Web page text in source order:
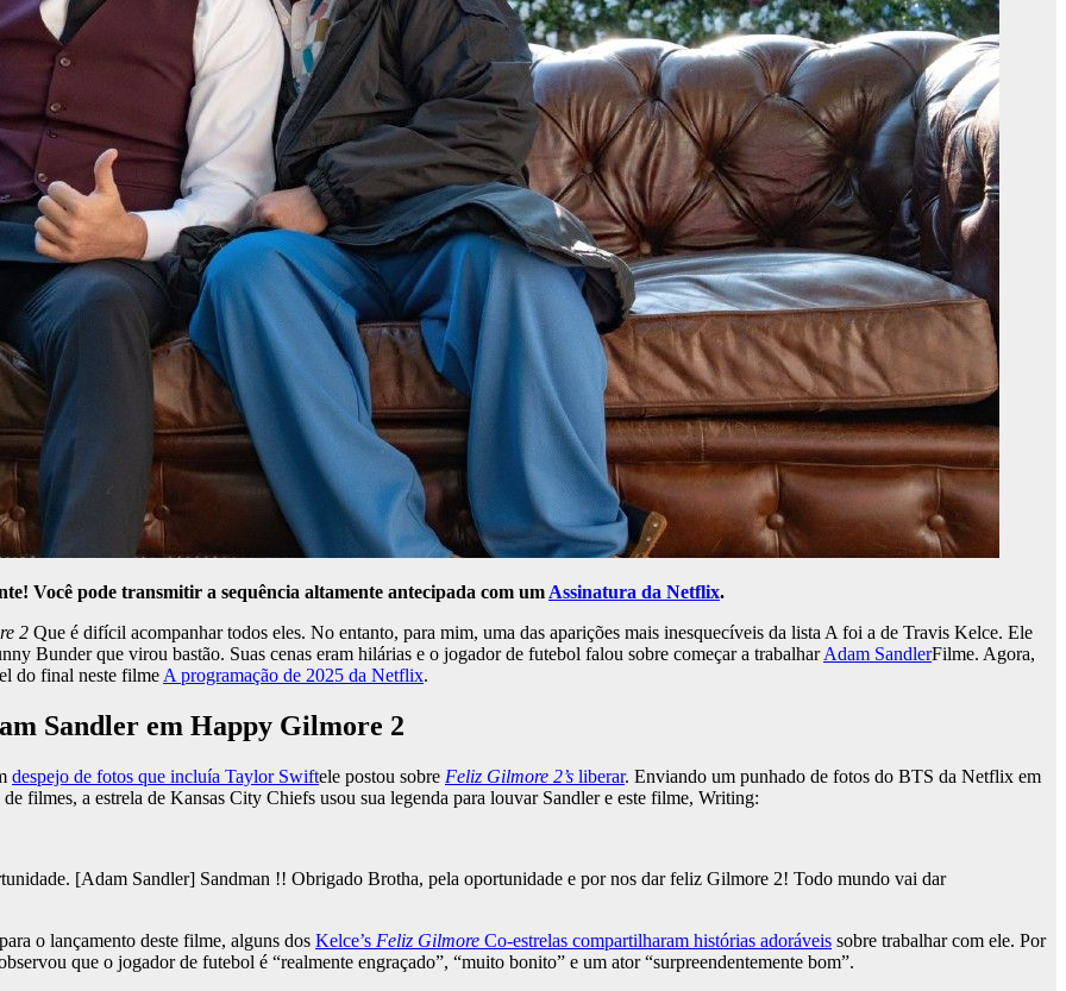
Você pode transmitir a sequência altamente antecipada com umAssinatura da Netflix.
2 Que é difícil acompanhar todos eles. No entanto, para mim, uma das aparições mais inesquecíveis da lista A foi a de Travis Kelce. Ele
Bunder que virou bastão. Suas cenas eram hilárias e o jogador de futebol falou sobre começar a trabalharAdam SandlerFilme. Agora,
do final neste filmeA programação de 2025 da Netflix.
Sandler em Happy Gilmore 2
despejo de fotos que incluía Taylor Swiftele postou sobre Feliz Gilmore 2’s liberar. Enviando um punhado de fotos do BTS da Netflix em
filmes, a estrela de Kansas City Chiefs usou sua legenda para louvar Sandler e este filme, Writing:
[Adam Sandler] Sandman !! Obrigado Brotha, pela oportunidade e por nos dar feliz Gilmore 2! Todo mundo vai dar
o lançamento deste filme, alguns dos Kelce’s Feliz Gilmore Co-estrelas compartilharam histórias adoráveis sobre trabalhar com ele. Por
que o jogador de futebol é “realmente engraçado”, “muito bonito” e um ator “surpreendentemente bom”.